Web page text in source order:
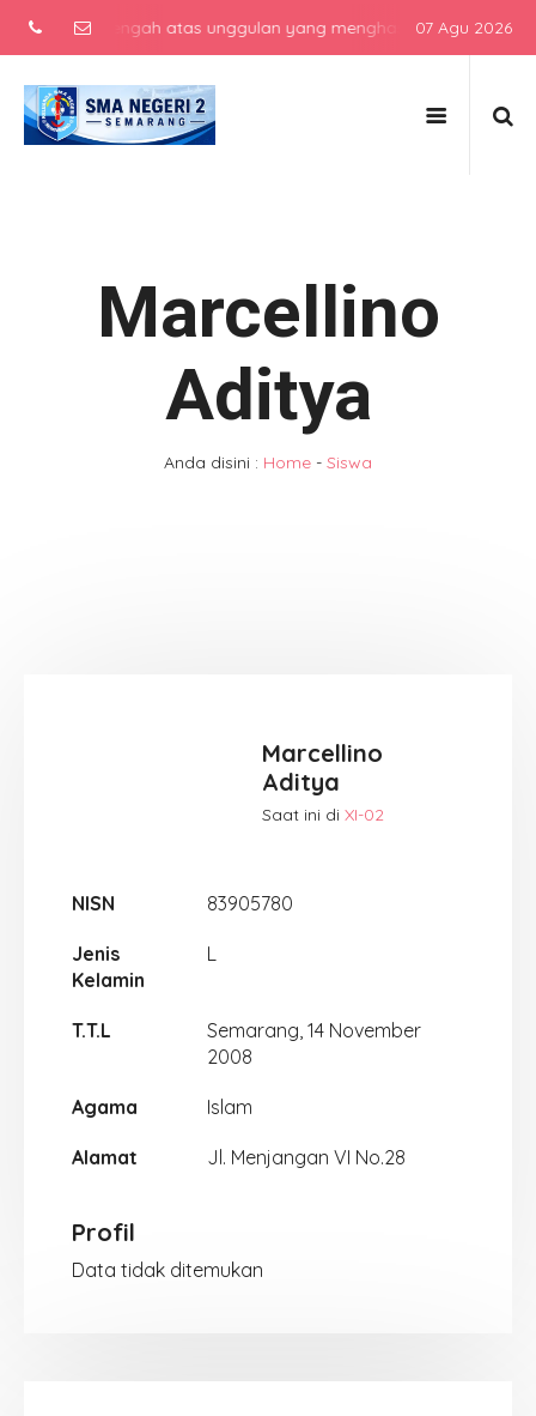
menengah atas unggulan yang menghasilkan lulusan
07 Agu 2026
Marcellino
Aditya
Anda disini : Home - Siswa
Marcellino
Aditya
Saat ini di XI-02
NISN 83905780
Jenis
Kelamin
L
T.T.L
Semarang, 14 November
2008
Agama Islam
Alamat Jl. Menjangan VI No.28
Profil
Data tidak ditemukan